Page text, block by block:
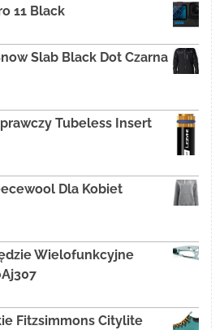
11 Black
Slab Black Dot Czarna
Tubeless Insert
Dla Kobiet
Wielofunkcyjne
Fitzsimmons Citylite